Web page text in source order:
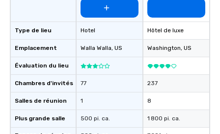
Type de lieu
Emplacement
Évaluation du lieu
Chambres d'invités
Salles de réunion
Plus grande salle
Hotel
Walla Walla, US
77
1
500 pi. ca.
Hôtel de luxe
Washington, US
237
8
1 800 pi. ca.